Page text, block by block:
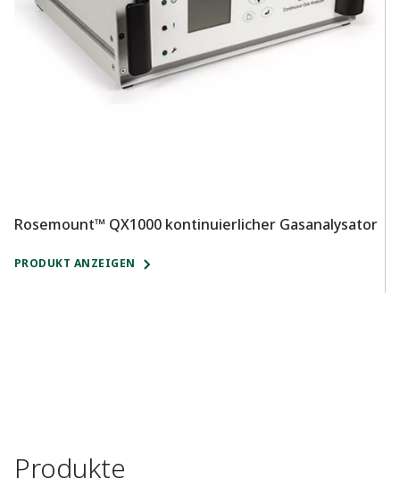
Rosemount™ QX1000 kontinuierlicher Gasanalysator
PRODUKT ANZEIGEN
Produkte